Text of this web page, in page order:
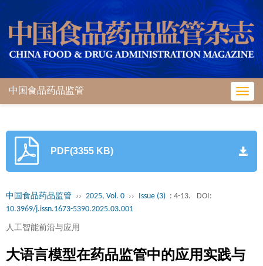
中国食品药品监管
PDF(3355 KB)
中国食品药品监管 ›› 2025, Vol. 0 ›› Issue (3) : 4-13.
DOI:
10.3969/j.issn.1673-5390.2025.03.001
人工智能前沿与应用
大语言模型在药品监管中的应用实践与